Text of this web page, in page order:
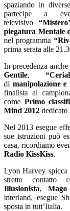
spaziando in
partecipe a
televisivo
piegatura Mentale
nel programma
prima serata alle
In precedenza
Gentile,
di manipolazione
finalista ai
come Primo
Mind 2012 dedicato
Nel 2013 esegue
sue istruzioni può
casa, ricordiamo
Radio KissKiss.
Lyon Harvey spicca
stretto
Illusionista, Mago
interland, esegue
sposta in tutt’Italia.